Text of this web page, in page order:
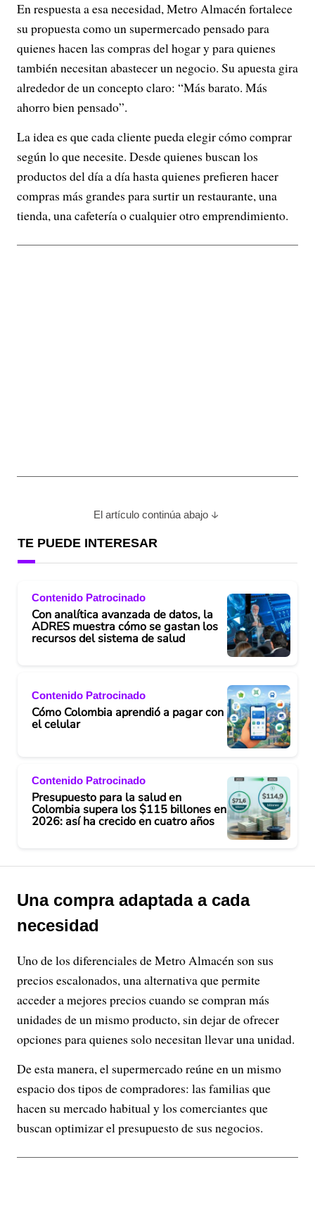
En respuesta a esa necesidad, Metro Almacén fortalece
su propuesta como un supermercado pensado para
quienes hacen las compras del hogar y para quienes
también necesitan abastecer un negocio. Su apuesta gira
alrededor de un concepto claro: “Más barato. Más
ahorro bien pensado”.
La idea es que cada cliente pueda elegir cómo comprar
según lo que necesite. Desde quienes buscan los
productos del día a día hasta quienes prefieren hacer
compras más grandes para surtir un restaurante, una
tienda, una cafetería o cualquier otro emprendimiento.
El artículo continúa abajo
TE PUEDE INTERESAR
Contenido Patrocinado
Con analítica avanzada de datos, la
ADRES muestra cómo se gastan los
recursos del sistema de salud
Contenido Patrocinado
Cómo Colombia aprendió a pagar con
el celular
Contenido Patrocinado
Presupuesto para la salud en
Colombia supera los $115 billones en
2026: así ha crecido en cuatro años
Una compra adaptada a cada
necesidad
Uno de los diferenciales de Metro Almacén son sus
precios escalonados, una alternativa que permite
acceder a mejores precios cuando se compran más
unidades de un mismo producto, sin dejar de ofrecer
opciones para quienes solo necesitan llevar una unidad.
De esta manera, el supermercado reúne en un mismo
espacio dos tipos de compradores: las familias que
hacen su mercado habitual y los comerciantes que
buscan optimizar el presupuesto de sus negocios.